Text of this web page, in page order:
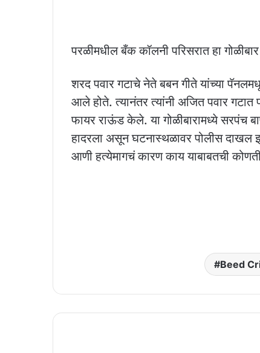
परळीमधील बँक कॉलनी परिसरात हा
शरद पवार गटाचे नेते बबन गीते यांच्या
आले होते. त्यानंतर त्यांनी अजित पवार
फायर राऊंड केले. या गोळीबारामध्ये सरपंच
हादरला असून घटनास्थळावर पोलीस दाखल
आणी हत्येमागचं कारण काय याबाबतची
Beed